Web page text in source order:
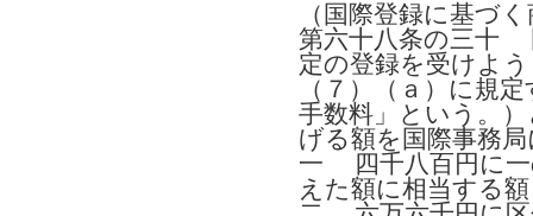
（国際登録に基づ
第六十八条の三十
定の登録を受けよ
（７）（ａ）に規
手数料」という。
げる額を国際事務
一 四千八百円に一
えた額に相当する額